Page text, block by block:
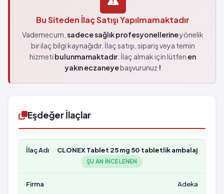
Bu Siteden İlaç Satışı Yapılmamaktadır
Vademecum, sadece sağlık profesyonellerineyönelik
bir ilaç bilgi kaynağıdır. İlaç satışı, sipariş veya temin
hizmeti bulunmamaktadır. İlaç almak için lütfen en
yakın eczaneyebaşvurunuz !
Eşdeğer İlaçlar
CLONEX Tablet 25 mg 50 tabletlik ambalaj
ŞU AN INCELENEN
Adeka